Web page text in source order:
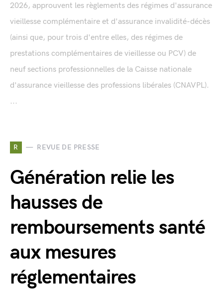
2026, approuvent les règlements des régimes d'assurance
vieillesse complémentaire et d'assurance invalidité-décès
(ainsi que, pour trois d'entre elles, des régimes de
prestations complémentaires de vieillesse ou PCV) de
neuf sections professionnelles de la Caisse nationale
d'assurance vieillesse des professions libérales (CNAVPL).
...
R REVUE DE PRESSE
Génération relie les
hausses de
remboursements santé
aux mesures
réglementaires